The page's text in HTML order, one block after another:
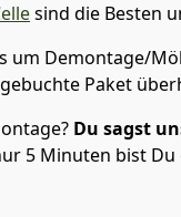
sind die Besten
um Demontage/
Paket
Du sagst
5 Minuten bist